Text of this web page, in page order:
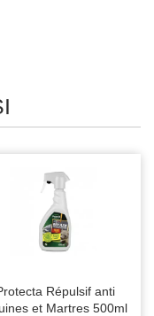
Répulsif anti
et Martres 500ml